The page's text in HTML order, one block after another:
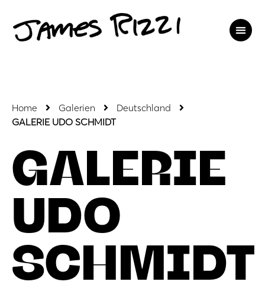
Home Galerien
Deutschland
GALERIE UDO SCHMIDT
GALERIE
UDO
SCHMIDT